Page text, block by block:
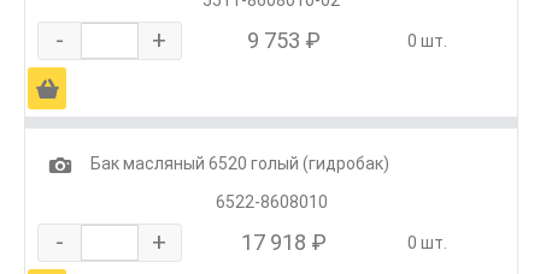
- + 9 753 ₽ 0 шт.
Ä
1
Бак масляный 6520 голый (гидробак)
6522-8608010
- + 17 918 ₽ 0 шт.